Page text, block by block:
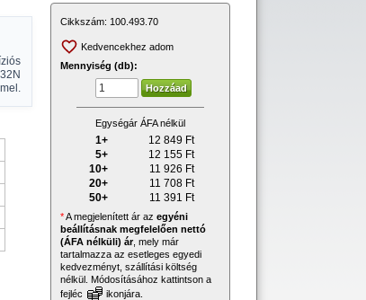
Cikkszám: 100.493.70
Kedvencekhez adom
Mennyiség (db):
Egységár ÁFA nélkül
1+ 12 849 Ft
5+
12 155 Ft
10+
11 926 Ft
20+
11 708 Ft
50+
11 391 Ft
*A megjelenített ár az egyéni
beállításnak megfelelően nettó
(ÁFA nélküli) ár, mely már
tartalmazza az esetleges egyedi
kedvezményt, szállítási költség
nélkül. Módosításához kattintson a
fejléc
ikonjára.